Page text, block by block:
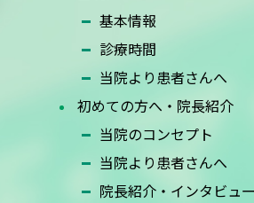
基本情報
診療時間
当院より患者さんへ
初めての方へ・院長紹介
当院のコンセプト
当院より患者さんへ
院長紹介・インタビュ